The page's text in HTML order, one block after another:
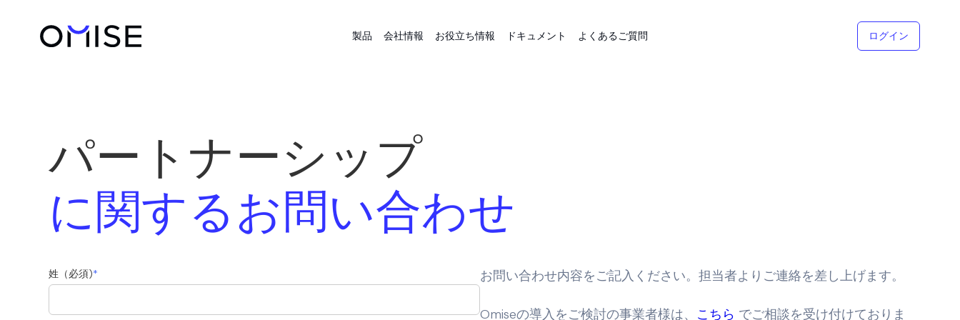
製品 会社情報 お役立ち情報 ドキュメント よくあるご質問 ログイン
パートナーシップ
に関するお問い合わせ
姓（必須)* お問い合わせ内容をご記入ください。担当者よりご連絡を差し上げます。
Omiseの導入をご検討の事業者様は、 こちら でご相談を受け付けておりま